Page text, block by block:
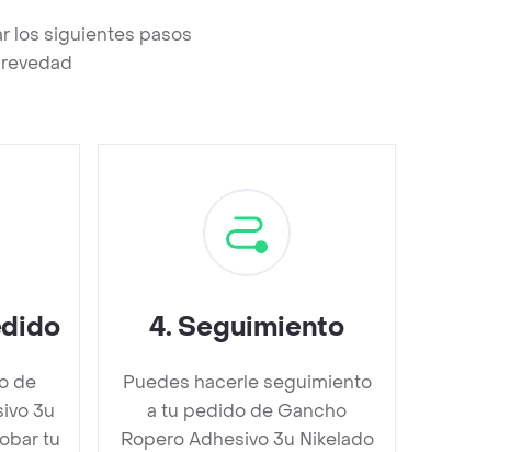
los siguientes pasos
de
3u
tu
4. Seguimiento
Puedes hacerle seguimiento
a tu pedido de Gancho
Ropero Adhesivo 3u Nikelado